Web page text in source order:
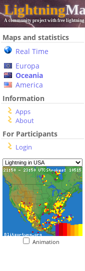
Lightning
A community project with free lightning
Maps and statistics
Real Time
Europa
Oceania
America
Information
Apps
About
For Participants
Login
Animation